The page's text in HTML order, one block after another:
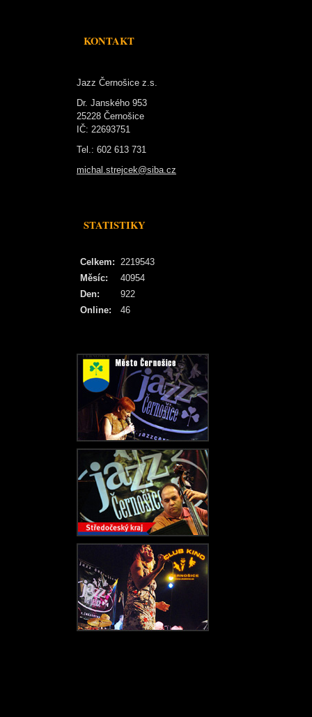
KONTAKT
Jazz Černošice z.s.
Dr. Janského 953
25228 Černošice
IČ: 22693751
Tel.: 602 613 731
michal.strejcek@siba.cz
STATISTIKY
Online: 46
Celkem: 2219543
Měsíc:
40954
Den:
922